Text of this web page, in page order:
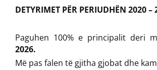
DETYRIMET PËR PERIUDHËN 2020 –
Paguhen 100% e principalit deri
2026.
Më pas falen të gjitha gjobat dhe